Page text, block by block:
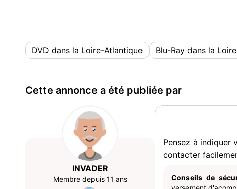
DVD dans la Loire-Atlantique Blu-Ray dans la
Cette annonce a été publiée par
INVADER
Membre depuis 11 ans
Pensez à indiquer
contacter
Conseils de